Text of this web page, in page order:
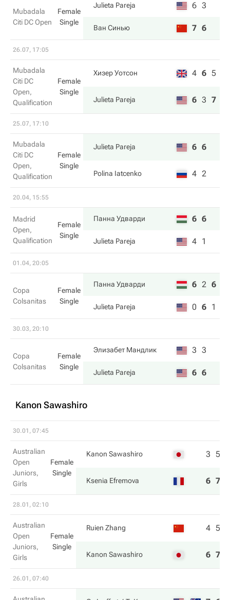
Mubadala
Citi DC Open
Female
Single
Julieta Pareja 6 3
Ван Синью 7 6
26.07, 17:05
Mubadala
Citi DC
Open,
Qualification
Female
Single
Хизер Уотсон 4 6 5
Julieta Pareja 6 3 7
25.07, 17:10
Mubadala
Citi DC
Open,
Qualification
Female
Single
Julieta Pareja 6 6
Polina Iatcenko 4 2
20.04, 15:55
Madrid
Open,
Qualification
Female
Single
Панна Удварди 6 6
Julieta Pareja 4 1
01.04, 20:05
Copa
Colsanitas
Female
Single
Панна Удварди 6 2 6
Julieta Pareja 0 6 1
30.03, 20:10
Copa
Colsanitas
Female
Single
Элизабет Мандлик 3 3
Julieta Pareja 6 6
Kanon Sawashiro
30.01, 07:45
Australian
Open
Juniors,
Girls
Female
Single
Kanon Sawashiro 3 5
Ksenia Efremova 6 7
28.01, 02:10
Australian
Open
Juniors,
Girls
Female
Single
Ruien Zhang 4 5
Kanon Sawashiro 6 7
26.01, 07:40